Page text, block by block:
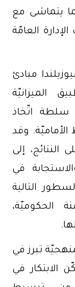
يتماشى مع
العامّة
مبادئ
الميزانيّة
سلطة اتّخاذ
الأماميّة. وقد
النتائج، إلى
في
التالية
الحكوميّة،
تبرز في
الابتكار في